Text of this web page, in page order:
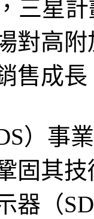
三星
對高
售成長
）事
固其
器（